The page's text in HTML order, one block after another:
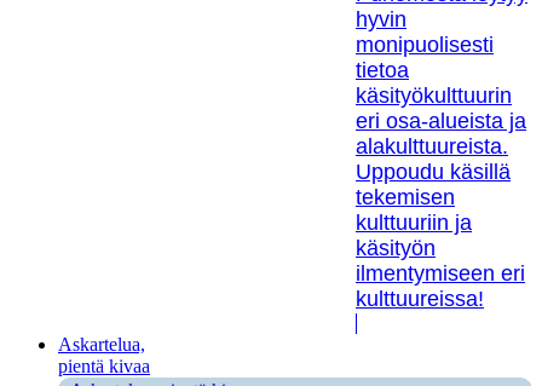
hyvin
monipuolisesti
tietoa
käsityökulttuurin
eri osa-alueista ja
alakulttuureista.
Uppoudu käsillä
tekemisen
kulttuuriin ja
käsityön
ilmentymiseen eri
kulttuureissa!
Askartelua,
pientä kivaa